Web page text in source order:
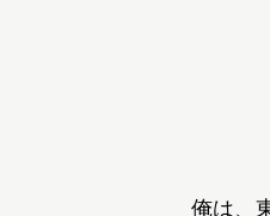
俺は、